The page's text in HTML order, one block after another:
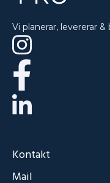
Vi planerar, levererar
Kontakt
Mail